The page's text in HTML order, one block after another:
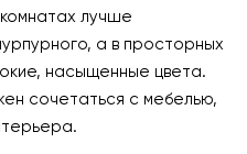
лучше
а в просторных
насыщенные цвета.
сочетаться с мебелью,